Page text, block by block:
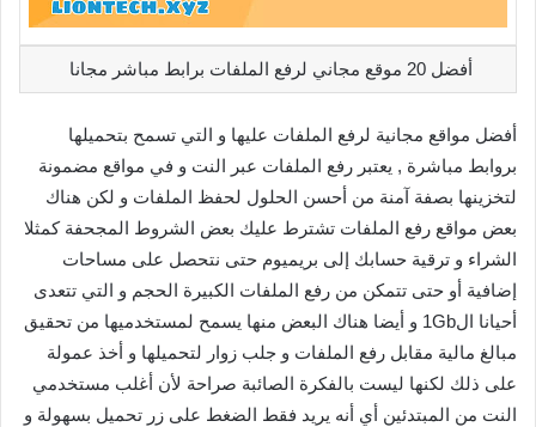
أفضل 20 موقع مجاني لرفع الملفات برابط مباشر مجانا
أفضل مواقع مجانية لرفع الملفات عليها و التي تسمح بتحميلها
بروابط مباشرة , يعتبر رفع الملفات عبر النت و في مواقع مضمونة
لتخزينها بصفة آمنة من أحسن الحلول لحفظ الملفات و لكن هناك
بعض مواقع رفع الملفات تشترط عليك بعض الشروط المجحفة كمثلا
الشراء و ترقية حسابك إلى بريميوم حتى نتحصل على مساحات
إضافية أو حتى تتمكن من رفع الملفات الكبيرة الحجم و التي تتعدى
أحيانا ال1Gb و أيضا هناك البعض منها يسمح لمستخدميها من تحقيق
مبالغ مالية مقابل رفع الملفات و جلب زوار لتحميلها و أخذ عمولة
على ذلك لكنها ليست بالفكرة الصائبة صراحة لأن أغلب مستخدمي
النت من المبتدئين أي أنه يريد فقط الضغط على زر تحميل بسهولة و